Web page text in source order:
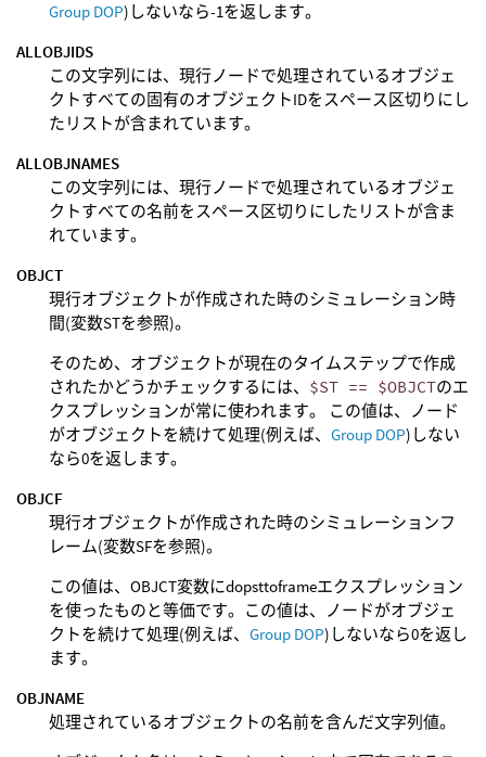
Group DOP)しないなら-1を返します。
ALLOBJIDS
この文字列には、現行ノードで処理されているオブジェ
クトすべての固有のオブジェクトIDをスペース区切りにし
たリストが含まれています。
ALLOBJNAMES
この文字列には、現行ノードで処理されているオブジェ
クトすべての名前をスペース区切りにしたリストが含ま
れています。
OBJCT
現行オブジェクトが作成された時のシミュレーション時
間(変数STを参照)。
そのため、オブジェクトが現在のタイムステップで作成
されたかどうかチェックするには、 $ST == $OBJCTのエ
クスプレッションが常に使われます。 この値は、ノード
がオブジェクトを続けて処理(例えば、 Group DOP)しない
なら0を返します。
OBJCF
現行オブジェクトが作成された時のシミュレーションフ
レーム(変数SFを参照)。
この値は、OBJCT変数にdopsttoframeエクスプレッション
を使ったものと等価です。この値は、ノードがオブジェ
クトを続けて処理(例えば、 Group DOP)しないなら0を返し
ます。
OBJNAME
処理されているオブジェクトの名前を含んだ文字列値。